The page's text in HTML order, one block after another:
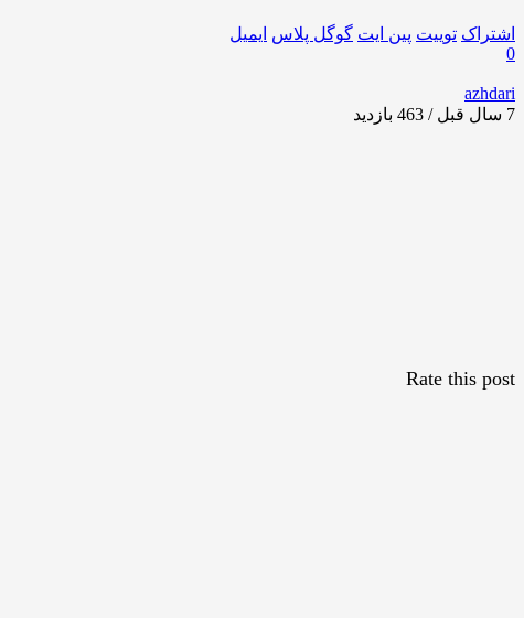
اشتراک توییت پین ایت گوگل‌ پلاس ایمیل
0
azhdari
7 سال قبل / 463
بازدید
Rate this post